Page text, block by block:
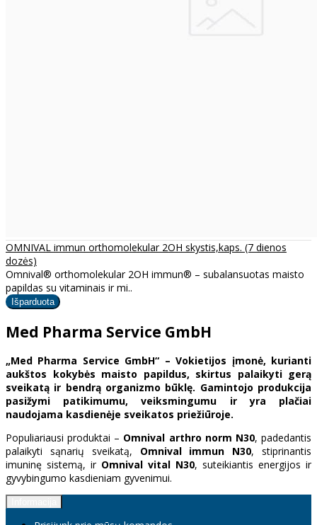
OMNIVAL immun orthomolekular 2OH skystis,kaps. (7 dienos
dozės)
Omnival® orthomolekular 2OH immun® – subalansuotas maisto
papildas su vitaminais ir mi..
Med Pharma Service GmbH
„Med Pharma Service GmbH“ – Vokietijos įmonė, kurianti
aukštos kokybės maisto papildus, skirtus palaikyti gerą
sveikatą ir bendrą organizmo būklę. Gamintojo produkcija
pasižymi patikimumu, veiksmingumu ir yra plačiai
naudojama kasdienėje sveikatos priežiūroje.
Populiariausi produktai – Omnival arthro norm N30, padedantis
palaikyti sąnarių sveikatą, Omnival immun N30, stiprinantis
imuninę sistemą, ir Omnival vital N30, suteikiantis energijos ir
gyvybingumo kasdieniam gyvenimui.